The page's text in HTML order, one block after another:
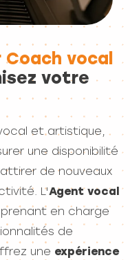
vocal
votre
et artistique,
une disponibilité
de nouveaux
L'Agent vocal
en charge
de
une expérience